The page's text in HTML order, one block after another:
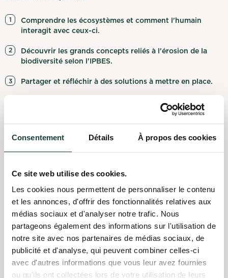
Consentement Détails À propos des cookies
Ce site web utilise des cookies.
Les cookies nous permettent de personnaliser le contenu
et les annonces, d'offrir des fonctionnalités relatives aux
médias sociaux et d'analyser notre trafic. Nous
partageons également des informations sur l'utilisation de
notre site avec nos partenaires de médias sociaux, de
publicité et d'analyse, qui peuvent combiner celles-ci
avec d'autres informations que vous leur avez fournies
ou qu'ils ont collectées lors de votre utilisation de leurs
Comprendre les écosystèmes et comment l'humain
interagit avec ceux-ci.
Découvrir les grands concepts reliés à l'érosion de la
biodiversité selon l'IPBES.
Partager et réfléchir à des solutions à mettre en place.
Le Sommet Nature &
Entreprises
rencontrent pour apprendre, discuter et créer des ponts afin
d'accélérer l'engagement du secteur privé dans la protection
de la biodiversité.
Ateliers pour la biodiversité